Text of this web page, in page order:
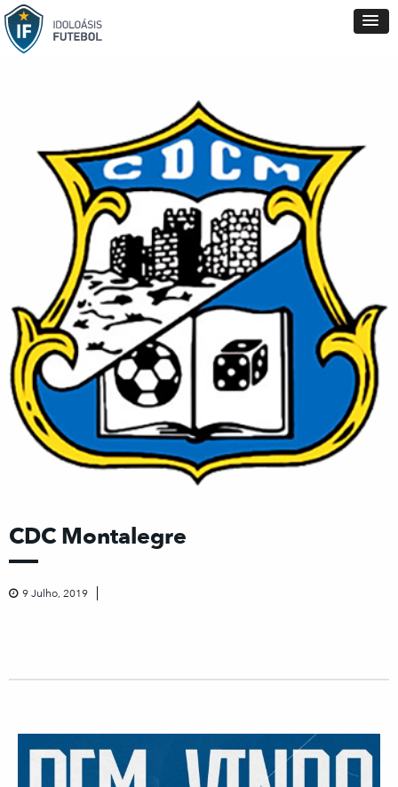
CDC Montalegre
9 Julho, 2019